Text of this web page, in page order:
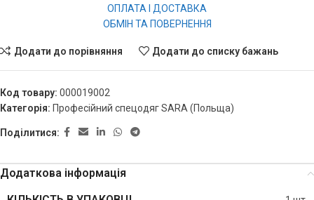
ОПЛАТА І ДОСТАВКА
ОБМІН ТА ПОВЕРНЕННЯ
Додати до порівняння Додати до списку бажань
Код товару: 000019002
Категорія: Професійний спецодяг SARA (Польща)
Поділитися:
Додаткова інформація